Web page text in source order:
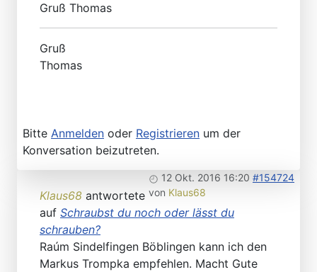
Gruß Thomas
Gruß
Thomas
Bitte Anmelden oder Registrieren um der
Konversation beizutreten.
12 Okt. 2016 16:20 #154724
von Klaus68
Klaus68 antwortete
auf Schraubst du noch oder lässt du
schrauben?
Raúm Sindelfingen Böblingen kann ich den
Markus Trompka empfehlen. Macht Gute